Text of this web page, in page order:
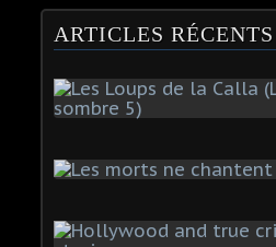
ARTICLES RÉCENTS